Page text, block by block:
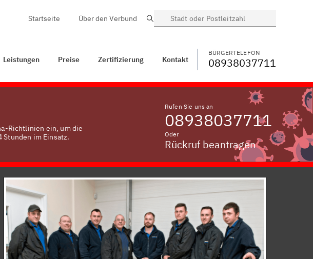
BÜRGERTELEFON WECHSELN
Startseite Über den Verbund Suche
Leistungen Preise Zertifizierung Kontakt
BÜRGERTELEFON
08938037711
Richtlinien ein, um die
im Einsatz.
Rufen Sie uns an
08938037711
Oder
Rückruf beantragen